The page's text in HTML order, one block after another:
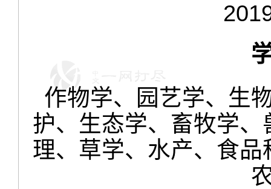
作物学、园艺学、生
护、生态学、畜牧学
理、草学、水产、食